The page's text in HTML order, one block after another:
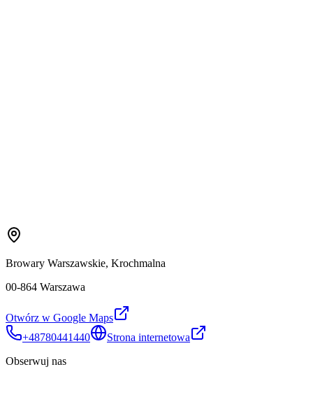
Browary Warszawskie, Krochmalna
00-864 Warszawa
Otwórz w Google Maps
+48780441440
Strona internetowa
Obserwuj nas